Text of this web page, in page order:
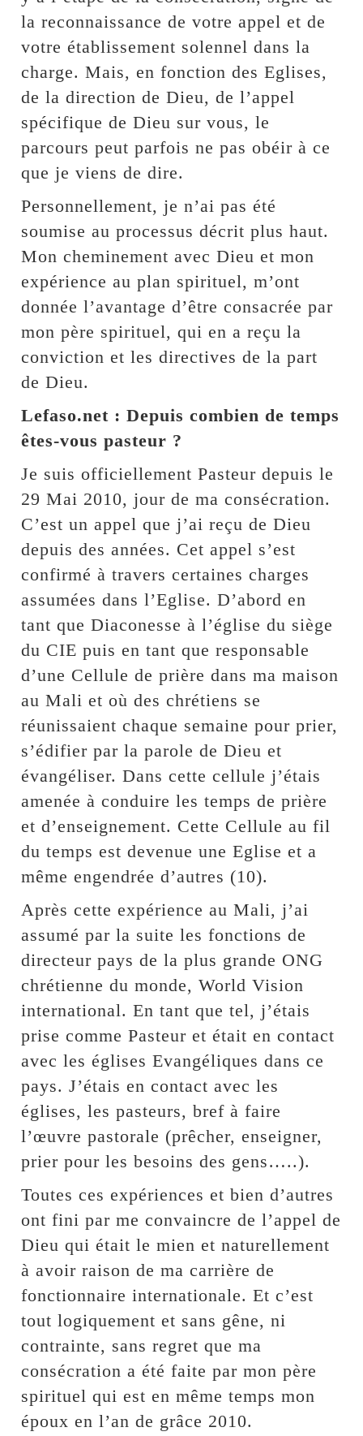
la reconnaissance de votre appel et de
votre établissement solennel dans la
charge. Mais, en fonction des Eglises,
de la direction de Dieu, de l’appel
spécifique de Dieu sur vous, le
parcours peut parfois ne pas obéir à ce
que je viens de dire.
Personnellement, je n’ai pas été
soumise au processus décrit plus haut.
Mon cheminement avec Dieu et mon
expérience au plan spirituel, m’ont
donnée l’avantage d’être consacrée par
mon père spirituel, qui en a reçu la
conviction et les directives de la part
de Dieu.
Lefaso.net : Depuis combien de temps
êtes-vous pasteur ?
Je suis officiellement Pasteur depuis le
29 Mai 2010, jour de ma consécration.
C’est un appel que j’ai reçu de Dieu
depuis des années. Cet appel s’est
confirmé à travers certaines charges
assumées dans l’Eglise. D’abord en
tant que Diaconesse à l’église du siège
du CIE puis en tant que responsable
d’une Cellule de prière dans ma maison
au Mali et où des chrétiens se
réunissaient chaque semaine pour prier,
s’édifier par la parole de Dieu et
évangéliser. Dans cette cellule j’étais
amenée à conduire les temps de prière
et d’enseignement. Cette Cellule au fil
du temps est devenue une Eglise et a
même engendrée d’autres (10).
Après cette expérience au Mali, j’ai
assumé par la suite les fonctions de
directeur pays de la plus grande ONG
chrétienne du monde, World Vision
international. En tant que tel, j’étais
prise comme Pasteur et était en contact
avec les églises Evangéliques dans ce
pays. J’étais en contact avec les
églises, les pasteurs, bref à faire
l’œuvre pastorale (prêcher, enseigner,
prier pour les besoins des gens…..).
Toutes ces expériences et bien d’autres
ont fini par me convaincre de l’appel de
Dieu qui était le mien et naturellement
à avoir raison de ma carrière de
fonctionnaire internationale. Et c’est
tout logiquement et sans gêne, ni
contrainte, sans regret que ma
consécration a été faite par mon père
spirituel qui est en même temps mon
époux en l’an de grâce 2010.